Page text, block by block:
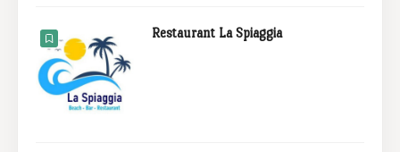
Restaurant La Spiaggia